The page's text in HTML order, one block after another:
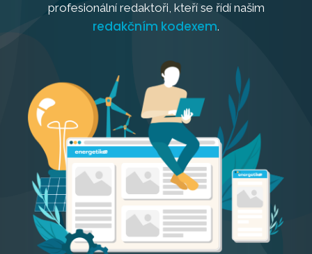
profesionální redaktoři, kteří se řídí našim
redakčním kodexem.